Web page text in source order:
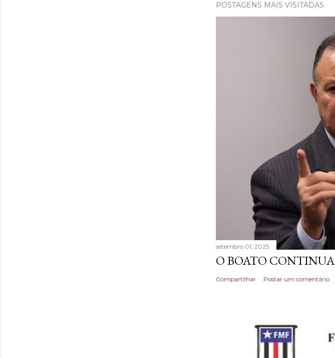
POSTAGENS MAIS VISITADAS
setembro 01, 2025
O BOATO CONTINUA
Compartilhar Postar um comentário